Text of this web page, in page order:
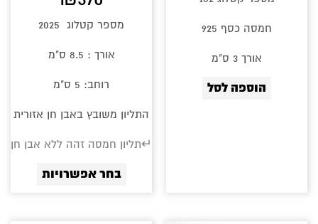
חמסה כסף 925
אורך 3 ס"מ
הוספה לסל
מספר קטלוג 2025
אורך : 8.5 ס"מ
רוחב: 5 ס"מ
התליון משובץ באבן חן אזורית
↵תליון חמסה זהה ללא אבן חן
בחר אפשרויות